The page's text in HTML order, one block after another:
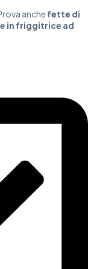
anche fette di
in friggitrice ad